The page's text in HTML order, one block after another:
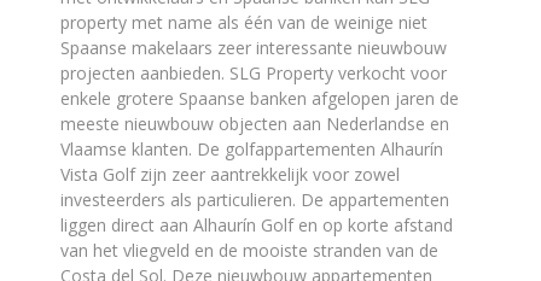
property met name als één van de weinige niet
Spaanse makelaars zeer interessante nieuwbouw
projecten aanbieden. SLG Property verkocht voor
enkele grotere Spaanse banken afgelopen jaren de
meeste nieuwbouw objecten aan Nederlandse en
Vlaamse klanten. De golfappartementen Alhaurín
Vista Golf zijn zeer aantrekkelijk voor zowel
investeerders als particulieren. De appartementen
liggen direct aan Alhaurín Golf en op korte afstand
van het vliegveld en de mooiste stranden van de
Costa del Sol. Deze nieuwbouw appartementen